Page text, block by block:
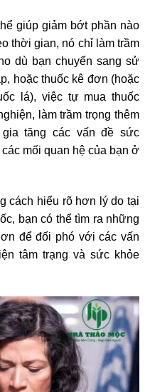
giúp giảm bớt phần nào
thời gian, nó chỉ làm trầm
dù bạn chuyển sang sử
hoặc thuốc kê đơn (hoặc
lá), việc tự mua thuốc
làm trầm trọng thêm
tăng các vấn đề sức
mối quan hệ của bạn ở
cách hiểu rõ hơn lý do tại
bạn có thể tìm ra những
để đối phó với các vấn
tâm trạng và sức khỏe